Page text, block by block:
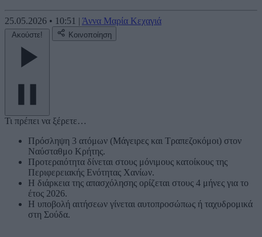
25.05.2026 • 10:51 | Άννα Μαρία Κεχαγιά
Ακούστε! Κοινοποίηση
Τι πρέπει να ξέρετε…
Πρόσληψη 3 ατόμων (Μάγειρες και Τραπεζοκόμοι) στον
Ναύσταθμο Κρήτης.
Προτεραιότητα δίνεται στους μόνιμους κατοίκους της
Περιφερειακής Ενότητας Χανίων.
Η διάρκεια της απασχόλησης ορίζεται στους 4 μήνες για το
έτος 2026.
Η υποβολή αιτήσεων γίνεται αυτοπροσώπως ή ταχυδρομικά
στη Σούδα.